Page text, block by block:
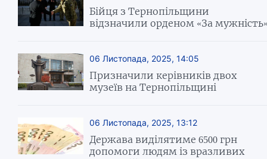
Бійця з Тернопільщини
відзначили орденом «За
06 Листопада, 2025, 14:05
Призначили керівників двох
музеїв на Тернопільщині
06 Листопада, 2025, 13:12
Держава виділятиме 6500 грн
допомоги людям із вразливих